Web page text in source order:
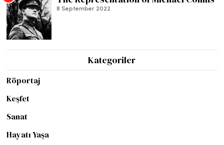
8 September 2022
Kategoriler
Röportaj
Keşfet
Sanat
Hayatı Yaşa